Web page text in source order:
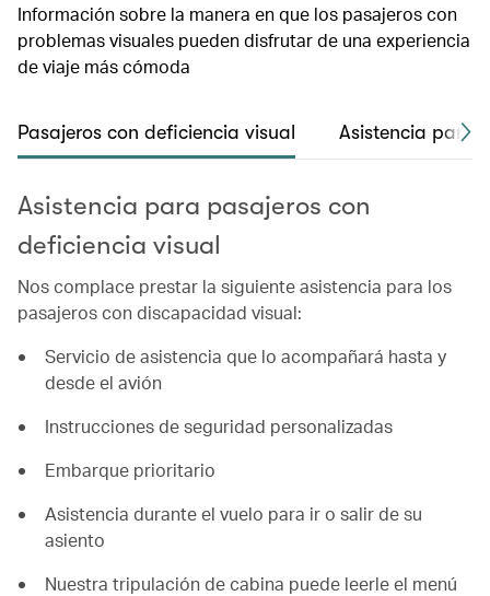
Información sobre la manera en que los pasajeros con
problemas visuales pueden disfrutar de una experiencia
de viaje más cómoda
Pasajeros con deficiencia visual Asistencia para
Asistencia para pasajeros con
deficiencia visual
Nos complace prestar la siguiente asistencia para los
pasajeros con discapacidad visual:
Servicio de asistencia que lo acompañará hasta y
desde el avión
Instrucciones de seguridad personalizadas
Embarque prioritario
Asistencia durante el vuelo para ir o salir de su
asiento
Nuestra tripulación de cabina puede leerle el menú